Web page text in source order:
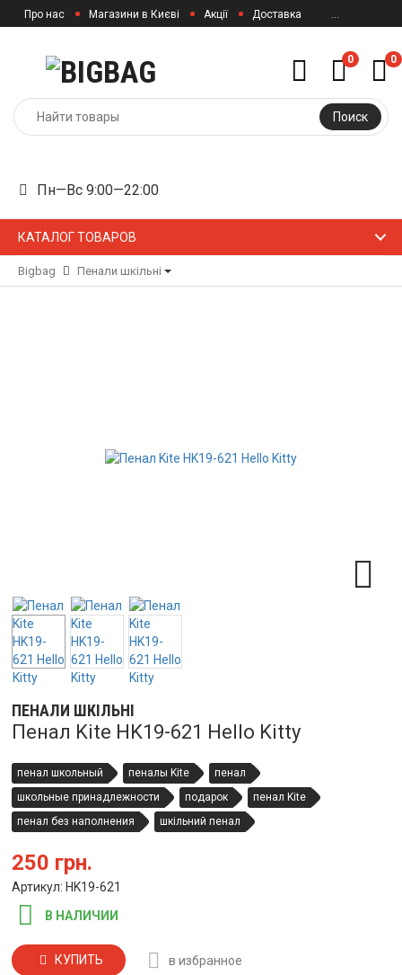
Про нас Магазини в Києві Акції Доставка ...
Поиск
Пн—Вс 9:00—22:00
0 0
КАТАЛОГ ТОВАРОВ
Bigbag Пенали шкільні
ПЕНАЛИ ШКІЛЬНІ
Пенал Kite HK19-621 Hello Kitty
пенал школьный пеналы Kite
пенал
школьные принадлежности
подарок
пенал Kite
пенал без наполнения
шкільний пенал
250 грн.
Артикул: HK19-621
В НАЛИЧИИ
КУПИТЬ в избранное